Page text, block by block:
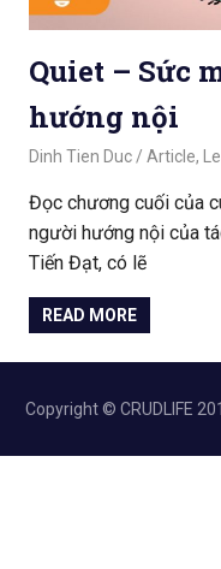
Quiet – Sức
hướng nội
April 4, 2020
Dinh Tien Duc Article,
Đọc chương cuối của
người hướng nội của
Tiến Đạt, có lẽ
READ MORE
Copyright © CRUDLIFE